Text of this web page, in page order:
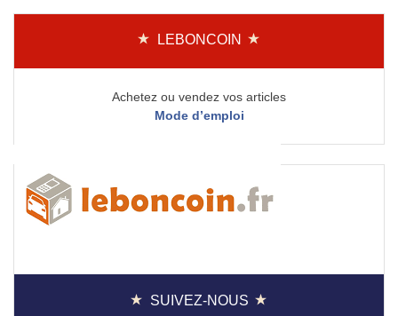
LEBONCOIN
Achetez ou vendez vos articles
Mode d’emploi
SUIVEZ-NOUS